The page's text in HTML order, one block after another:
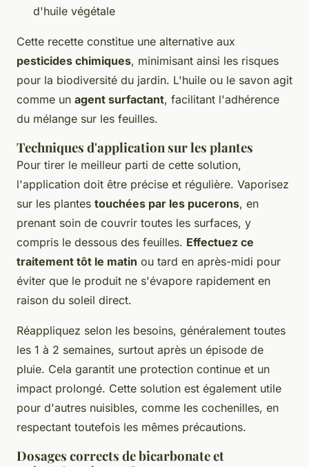
d'huile végétale
Cette recette constitue une alternative aux
pesticides chimiques, minimisant ainsi les risques
pour la biodiversité du jardin. L'huile ou le savon agit
comme un agent surfactant, facilitant l'adhérence
du mélange sur les feuilles.
Techniques d'application sur les plantes
Pour tirer le meilleur parti de cette solution,
l'application doit être précise et régulière. Vaporisez
sur les plantes touchées par les pucerons, en
prenant soin de couvrir toutes les surfaces, y
compris le dessous des feuilles. Effectuez ce
traitement tôt le matin ou tard en après-midi pour
éviter que le produit ne s'évapore rapidement en
raison du soleil direct.
Réappliquez selon les besoins, généralement toutes
les 1 à 2 semaines, surtout après un épisode de
pluie. Cela garantit une protection continue et un
impact prolongé. Cette solution est également utile
pour d'autres nuisibles, comme les cochenilles, en
respectant toutefois les mêmes précautions.
Dosages corrects de bicarbonate et